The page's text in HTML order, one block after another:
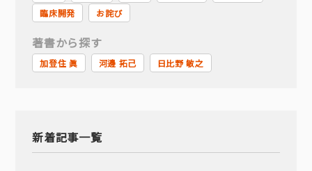
臨床開発
お詫び
著書から探す
加登住 眞 河邊 拓己 日比野 敏之
新着記事一覧